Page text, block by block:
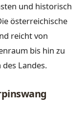
und historisch
österreichische
reicht von
bis hin zu
Landes.